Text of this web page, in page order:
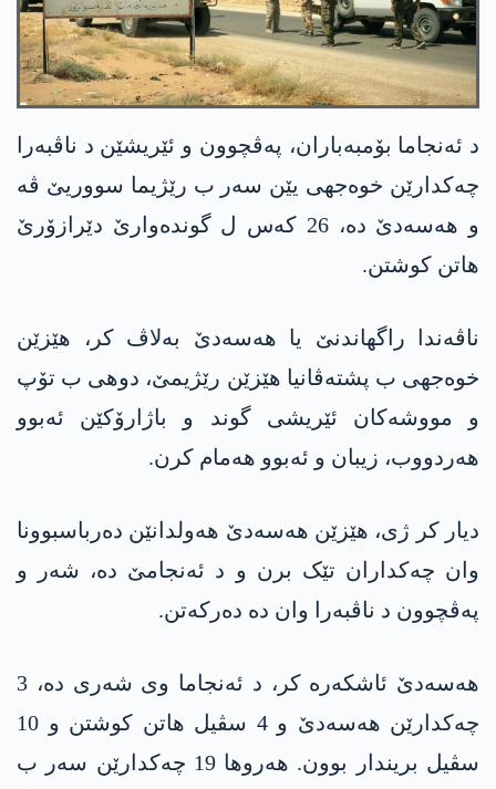
د ئەنجاما بۆمبەباران، پەڤچوون و ئێریشێن د ناڤبەرا
چەکدارێن خوەجهی یێن سەر ب رێژیما سووریێ ڤە
و هه‌سه‌دێ دە، 26 کەس ل گوندەوارێ دێرازۆرێ
هاتن کوشتن.
ناڤەندا راگهاندنێ یا هه‌سه‌دێ بەلاڤ کر، هێزێن
خوەجهی ب پشتەڤانیا هێزێن رێژیمێ، دوهی ب تۆپ
و مووشەکان ئێریشی گوند و باژارۆکێن ئەبوو
هەردووب، زیبان و ئەبوو هەمام کرن.
دیار کر ژی، هێزێن هه‌سه‌دێ هەولدانێن دەرباسبوونا
وان چەکداران تێک برن و د ئەنجامێ دە، شەر و
پەڤچوون د ناڤبەرا وان دە دەرکەتن.
هه‌سه‌دێ ئاشکەرە کر، د ئەنجاما وی شەری دە، 3
چەکدارێن هه‌سه‌دێ و 4 سڤیل هاتن کوشتن و 10
سڤیل بریندار بوون. هەروها 19 چەکدارێن سەر ب